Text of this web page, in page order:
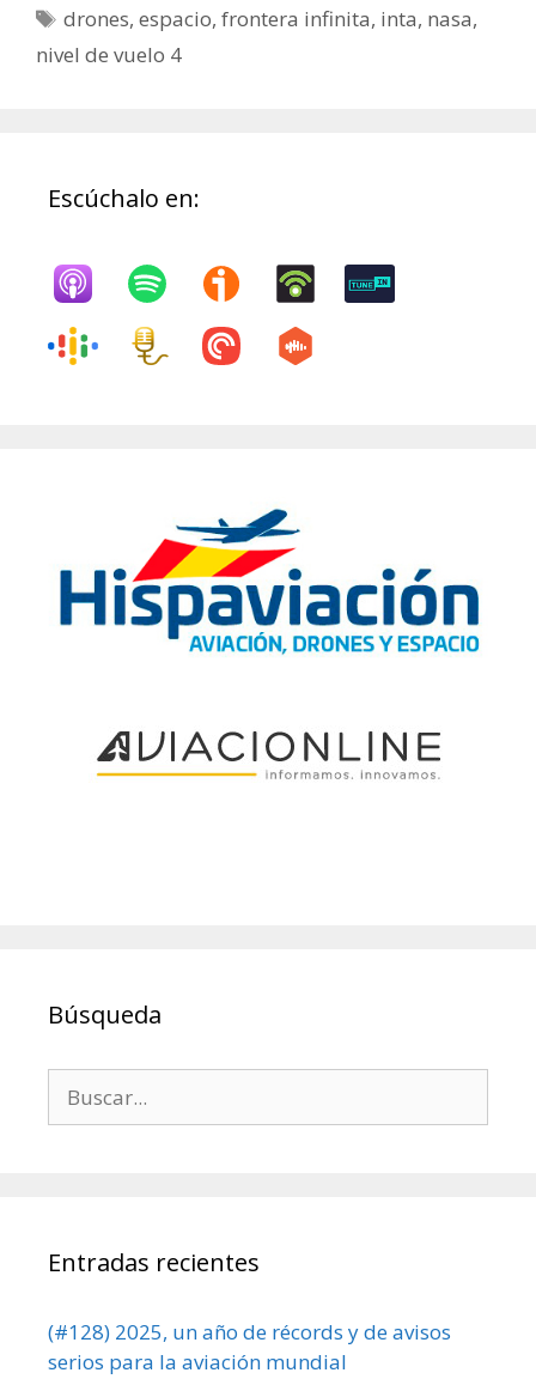
Etiquetas
drones,espacio,frontera infinita, inta, nasa,
nivel de vuelo 4
Escúchalo en:
Búsqueda
Entradas recientes
(#128) 2025, un año de récords y de avisos
serios para la aviación mundial